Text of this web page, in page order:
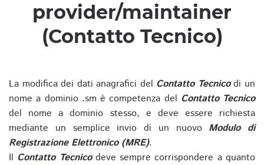
provider/maintainer
(Contatto Tecnico)
La modifica dei dati anagrafici del Contatto Tecnicodi un
nome a dominio .sm è competenza del Contatto Tecnico
del nome a dominio stesso, e deve essere richiesta
mediante un semplice invio di un nuovo Modulo di
Registrazione Elettronico (MRE).
Il Contatto Tecnicodeve sempre corrispondere a quanto